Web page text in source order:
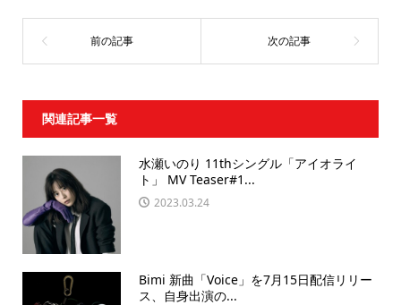
関連記事一覧
水瀬いのり 11thシングル「アイオライ
ト」 MV Teaser#1...
2023.03.24
Bimi 新曲「Voice」を7月15日配信リリー
ス、自身出演の...